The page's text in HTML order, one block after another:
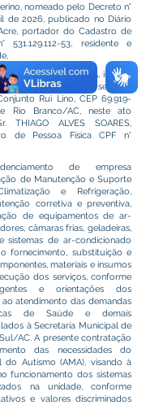
nomeado pelo Decreto n°
de 2026, publicado no Diário
portador do Cadastro de
531.129.112-53 , residente e
T. A. SOARES LTDA, inscrita
/0001-16, com sede na
Rui Lino, CEP 69.919-
Rio Branco/AC, neste ato
THIAGO ALVES SOARES,
de Pessoa Física CPF n°
de empresa
de Manutenção e Suporte
e Refrigeração,
corretiva e preventiva,
de equipamentos de ar-
câmaras frias, geladeiras,
sistemas de ar-condicionado
fornecimento, substituição e
materiais e insumos
dos serviços, conforme
e orientações dos
atendimento das demandas
de Saúde e demais
à Secretaria Municipal de
AC. A presente contratação
das necessidades do
do Autismo (AMA), visando à
funcionamento dos sistemas
na unidade, conforme
e valores discriminados